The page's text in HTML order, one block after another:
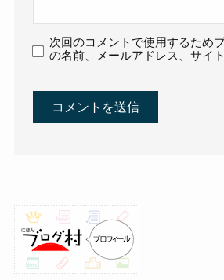
次回のコメントで使用するため
の名前、メールアドレス、サイ